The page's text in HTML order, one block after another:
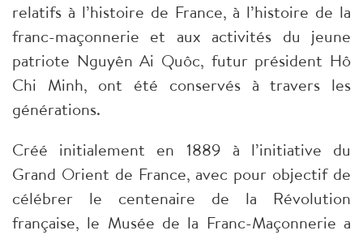
relatifs à l’histoire de France, à l’histoire de la
franc-maçonnerie et aux activités du jeune
patriote Nguyên Ai Quôc, futur président Hô
Chi Minh, ont été conservés à travers les
générations.
Créé initialement en 1889 à l’initiative du
Grand Orient de France, avec pour objectif de
célébrer le centenaire de la Révolution
française, le Musée de la Franc-Maçonnerie a